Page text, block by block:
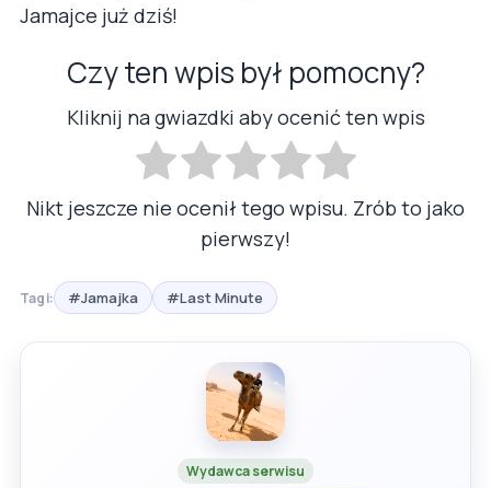
Jamajce już dziś!
Czy ten wpis był pomocny?
Kliknij na gwiazdki aby ocenić ten wpis
Nikt jeszcze nie ocenił tego wpisu. Zrób to jako
pierwszy!
Tagi: #Jamajka #Last Minute
Wydawca serwisu